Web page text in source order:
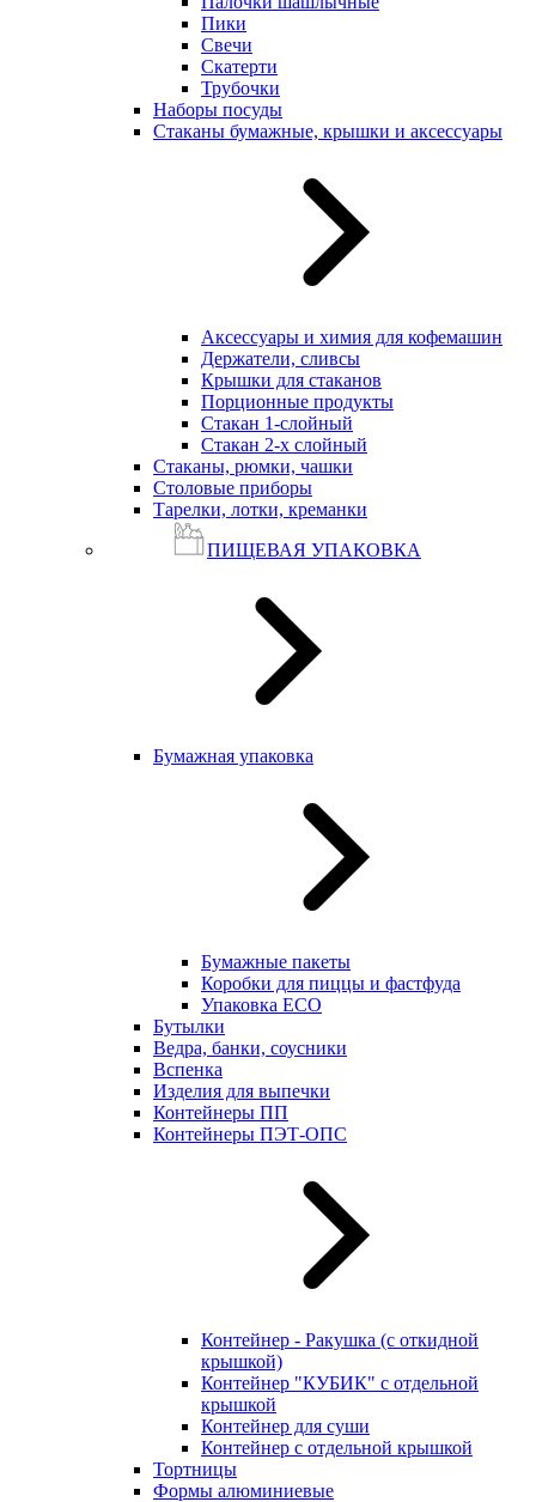
Пики
Свечи
Скатерти
Трубочки
Наборы посуды
Стаканы бумажные, крышки и аксессуары
Аксессуары и химия для кофемашин
Держатели, сливсы
Крышки для стаканов
Порционные продукты
Стакан 1-слойный
Стакан 2-х слойный
Стаканы, рюмки, чашки
Столовые приборы
Тарелки, лотки, креманки
ПИЩЕВАЯ УПАКОВКА
Бумажная упаковка
Бумажные пакеты
Коробки для пиццы и фастфуда
Упаковка ECO
Бутылки
Ведра, банки, соусники
Вспенка
Изделия для выпечки
Контейнеры ПП
Контейнеры ПЭТ-ОПС
Контейнер - Ракушка (с откидной
крышкой)
Контейнер "КУБИК" с отдельной
крышкой
Контейнер для суши
Контейнер с отдельной крышкой
Тортницы
Формы алюминиевые